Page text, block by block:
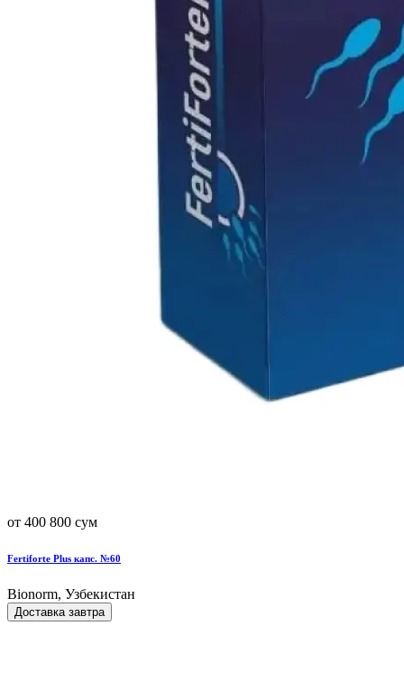
от 400 800 сум
Fertiforte Plus капс. №60
Bionorm, Узбекистан
Доставка завтра